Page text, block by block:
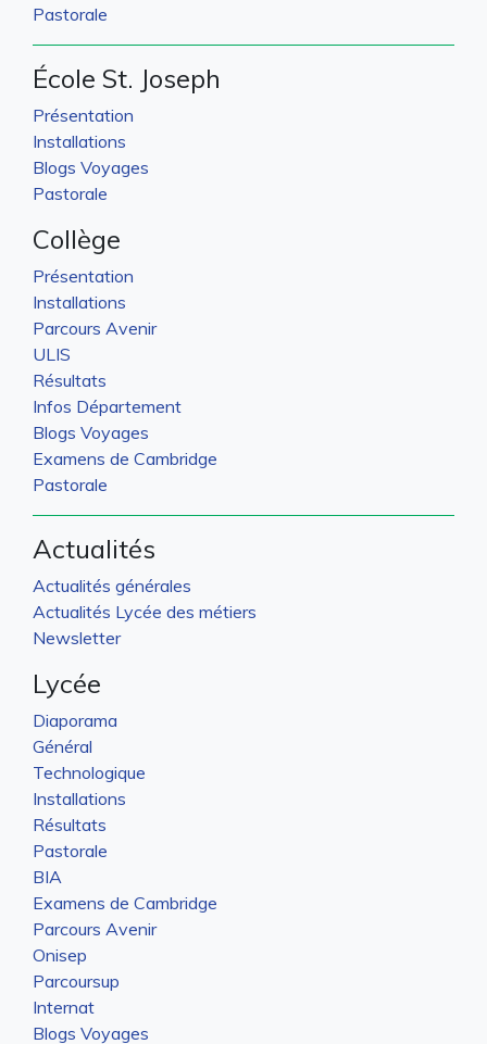
Pastorale
École St. Joseph
Présentation
Installations
Blogs Voyages
Pastorale
Collège
Présentation
Installations
Parcours Avenir
ULIS
Résultats
Infos Département
Blogs Voyages
Examens de Cambridge
Pastorale
Actualités
Actualités générales
Actualités Lycée des métiers
Newsletter
Lycée
Diaporama
Général
Technologique
Installations
Résultats
Pastorale
BIA
Examens de Cambridge
Parcours Avenir
Onisep
Parcoursup
Internat
Blogs Voyages